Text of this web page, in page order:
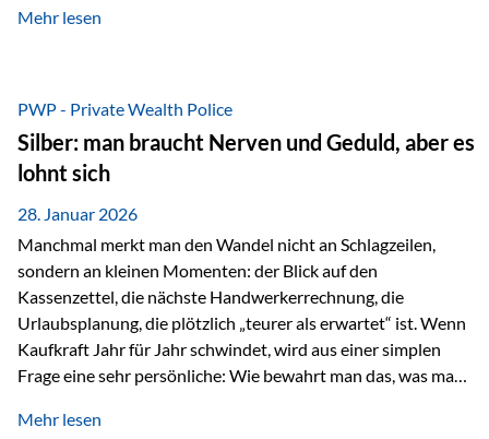
starken Anstiegen. Diese verändern jedoch nicht die
von geopolitischen Spannungen, einer stark ausgeweiteten
Geldmenge sowie strukturellen Verschiebungen an den
Kapitalmärkten geprägt ist, bleibt Gold ein bewährter Anker.
Nicht, weil…
Mehr lesen
PWP - Private Wealth Police
Silber: man braucht Nerven und Geduld, aber es
lohnt sich
28. Januar 2026
Manchmal merkt man den Wandel nicht an Schlagzeilen,
sondern an kleinen Momenten: der Blick auf den
Kassenzettel, die nächste Handwerkerrechnung, die
Urlaubsplanung, die plötzlich „teurer als erwartet“ ist. Wenn
Kaufkraft Jahr für Jahr schwindet, wird aus einer simplen
Frage eine sehr persönliche: Wie bewahrt man das, was man
Sachwerten mit einer Investition in Sachwerte zu
Mehr lesen